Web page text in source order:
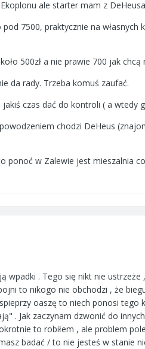
ale starter mam z
7500, praktycznie na
500zł a nie prawie 700 jak
da rady. Trzeba komuś zaufać.
czas dać do kontroli ( a wtedy
chodzi DeHeus
ponoć w Zalewie jest mieszalnia
wpadki . Tego się nikt nie
to nikogo nie obchodzi , że
oaszę to niech ponosi tego
. Jak zaczynam dzwonić do
to robiłem , ale problem
badać / to nie jesteś w stanie